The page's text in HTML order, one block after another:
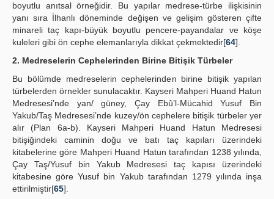
boyutlu anıtsal örneğidir. Bu yapılar medrese-türbe ilişkisinin
yanı sıra İlhanlı döneminde değişen ve gelişim gösteren çifte
minareli taç kapı-büyük boyutlu pencere-payandalar ve köşe
kuleleri gibi ön cephe elemanlarıyla dikkat çekmektedir[64].
2. Medreselerin Cephelerinden Birine Bitişik Türbeler
Bu bölümde medreselerin cephelerinden birine bitişik yapılan
türbelerden örnekler sunulacaktır. Kayseri Mahperi Huand Hatun
Medresesi’nde yan/ güney, Çay Ebû’l-Mücahid Yusuf Bin
Yakub/Taş Medresesi’nde kuzey/ön cephelere bitişik türbeler yer
alır (Plan 6a-b). Kayseri Mahperi Huand Hatun Medresesi
bitişiğindeki caminin doğu ve batı taç kapıları üzerindeki
kitabelerine göre Mahperi Huand Hatun tarafından 1238 yılında,
Çay Taş/Yusuf bin Yakub Medresesi taç kapısı üzerindeki
kitabesine göre Yusuf bin Yakub tarafından 1279 yılında inşa
ettirilmiştir[65].